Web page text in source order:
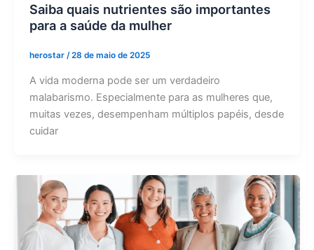
Saiba quais nutrientes são importantes
para a saúde da mulher
herostar /28 de maio de 2025
A vida moderna pode ser um verdadeiro
malabarismo. Especialmente para as mulheres que,
muitas vezes, desempenham múltiplos papéis, desde
cuidar